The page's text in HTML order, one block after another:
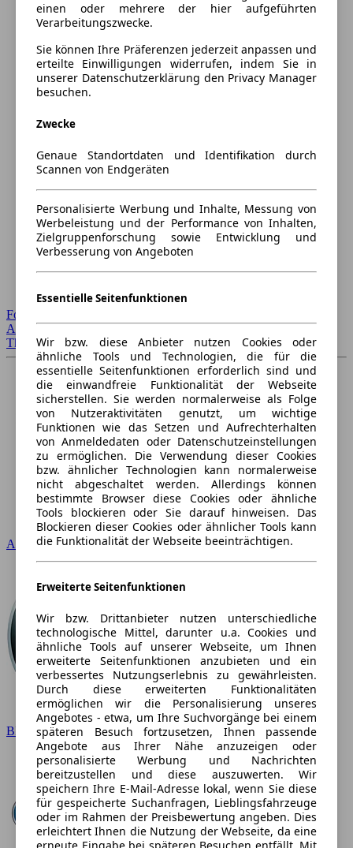
Forum Startseite
Alle Auto-Foren
Themen-Forum
Audi
BMW
einen oder mehrere der hier aufgeführten
Verarbeitungszwecke.
Sie können Ihre Präferenzen jederzeit anpassen und
erteilte Einwilligungen widerrufen, indem Sie in
unserer Datenschutzerklärung den Privacy Manager
besuchen.
Zwecke
Genaue Standortdaten und Identifikation durch
Scannen von Endgeräten
Personalisierte Werbung und Inhalte, Messung von
Werbeleistung und der Performance von Inhalten,
Zielgruppenforschung sowie Entwicklung und
Verbesserung von Angeboten
Essentielle Seitenfunktionen
Wir bzw. diese Anbieter nutzen Cookies oder
ähnliche Tools und Technologien, die für die
essentielle Seitenfunktionen erforderlich sind und
die einwandfreie Funktionalität der Webseite
sicherstellen. Sie werden normalerweise als Folge
von Nutzeraktivitäten genutzt, um wichtige
Funktionen wie das Setzen und Aufrechterhalten
von Anmeldedaten oder Datenschutzeinstellungen
zu ermöglichen. Die Verwendung dieser Cookies
bzw. ähnlicher Technologien kann normalerweise
nicht abgeschaltet werden. Allerdings können
bestimmte Browser diese Cookies oder ähnliche
Tools blockieren oder Sie darauf hinweisen. Das
Blockieren dieser Cookies oder ähnlicher Tools kann
die Funktionalität der Webseite beeinträchtigen.
Erweiterte Seitenfunktionen
Wir bzw. Drittanbieter nutzen unterschiedliche
technologische Mittel, darunter u.a. Cookies und
ähnliche Tools auf unserer Webseite, um Ihnen
erweiterte Seitenfunktionen anzubieten und ein
verbessertes Nutzungserlebnis zu gewährleisten.
Durch diese erweiterten Funktionalitäten
ermöglichen wir die Personalisierung unseres
Angebotes - etwa, um Ihre Suchvorgänge bei einem
späteren Besuch fortzusetzen, Ihnen passende
Angebote aus Ihrer Nähe anzuzeigen oder
personalisierte Werbung und Nachrichten
bereitzustellen und diese auszuwerten. Wir
speichern Ihre E-Mail-Adresse lokal, wenn Sie diese
für gespeicherte Suchanfragen, Lieblingsfahrzeuge
oder im Rahmen der Preisbewertung angeben. Dies
erleichtert Ihnen die Nutzung der Webseite, da eine